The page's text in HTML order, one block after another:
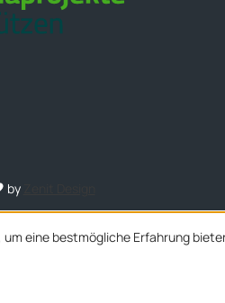
by
eine bestmögliche Erfahrung